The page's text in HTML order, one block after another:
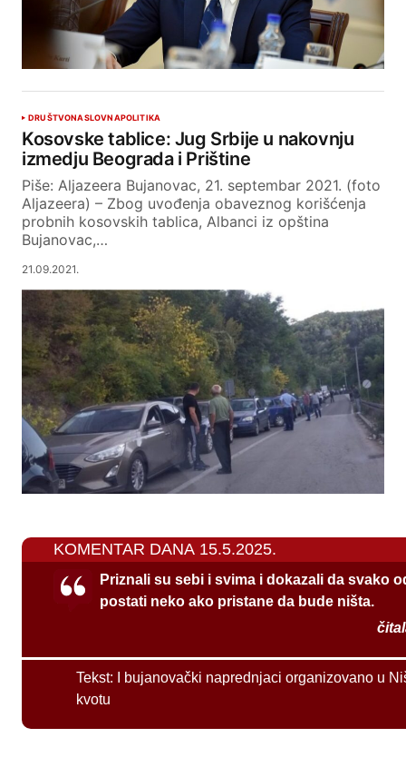
DRUŠTVONASLOVNAPOLITIKA
Kosovske tablice: Jug Srbije u nakovnju
izmedju Beograda i Prištine
Piše: Aljazeera Bujanovac, 21. septembar 2021. (foto
Aljazeera) – Zbog uvođenja obaveznog korišćenja
probnih kosovskih tablica, Albanci iz opština
Bujanovac,…
21.09.2021.
KOMENTAR DANA 15.5.2025.
Priznali su sebi i svima i dokazali da svako
postati neko ako pristane da bude ništa.
Tekst:
I bujanovački naprednjaci organizovano u
kvotu